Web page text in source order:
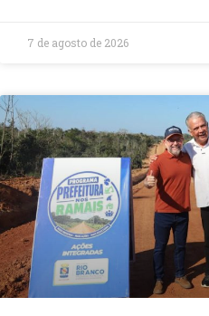
7 de agosto de 2026